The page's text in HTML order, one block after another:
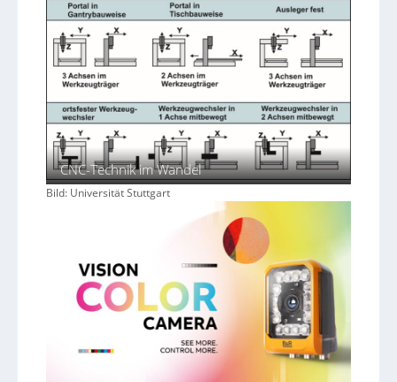
CNC-Technik im Wandel
Bild: Universität Stuttgart